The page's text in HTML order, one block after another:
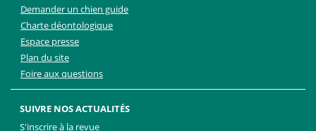
Demander un chien guide
Charte déontologique
Espace presse
Plan du site
Foire aux questions
SUIVRE NOS ACTUALITÉS
S'inscrire à la revue